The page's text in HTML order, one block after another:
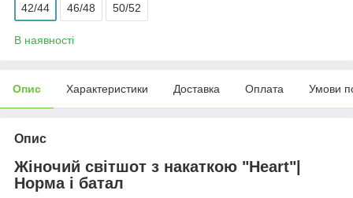
42/44 46/48 50/52
В наявності
Опис Характеристики Доставка Оплата Умови
Опис
Жіночий світшот з накаткою "Heart"|
Норма і батал